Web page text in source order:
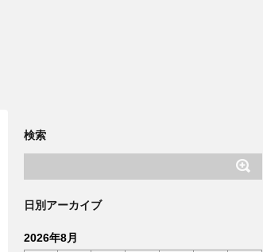
検索
日別アーカイブ
2026年8月